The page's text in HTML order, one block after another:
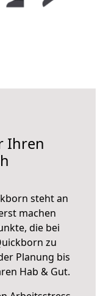
Ihren
steht an
machen
die bei
zu
Planung bis
Hab & Gut.